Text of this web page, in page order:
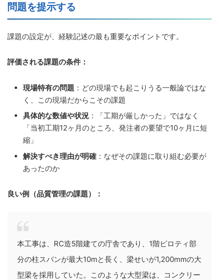
問題を提示する
課題の設定が、経験記述の最も重要なポイントです。
評価される課題の条件：
現場特有の問題 ：どの現場でも起こりうる一般論ではな
く、この現場だからこその課題
具体的な数値や状況 ：「工期が厳しかった」ではなく
「当初工期12ヶ月のところ、発注者の要望で10ヶ月に短
縮」
解決すべき理由が明確 ：なぜその課題に取り組む必要が
あったのか
良い例（品質管理の課題）：
本工事は、RC造5階建ての庁舎であり、1階ピロティ部
分の柱スパンが最大10mと長く、梁せいが1,200mmの大
型梁を採用していた。このような大型梁は、コンクリー